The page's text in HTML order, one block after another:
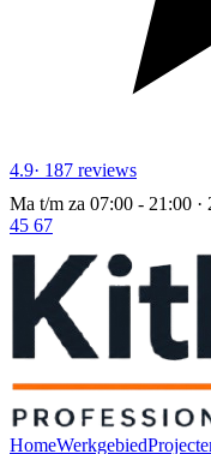
4.9· 187 reviews
Ma t/m za 07:00 - 21:00 ·
45 67
HomeWerkgebied